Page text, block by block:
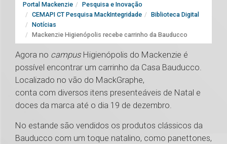
Portal Mackenzie
Pesquisa e Inovação
CEMAPI CT Pesquisa MackIntegridade
Biblioteca Digital
Notícias
Mackenzie Higienópolis recebe carrinho da Bauducco
Agora no campus Higienópolis do Mackenzie é
possível encontrar um carrinho da Casa Bauducco.
Localizado no vão do MackGraphe,
conta com diversos itens presenteáveis de Natal e
doces da marca até o dia 19 de dezembro.
No estande são vendidos os produtos clássicos da
Bauducco com um toque natalino, como panettones,